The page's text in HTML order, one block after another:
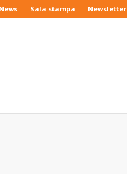
Sala stampa Newsletter